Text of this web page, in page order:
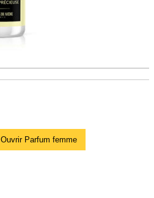
Ouvrir Parfum femme